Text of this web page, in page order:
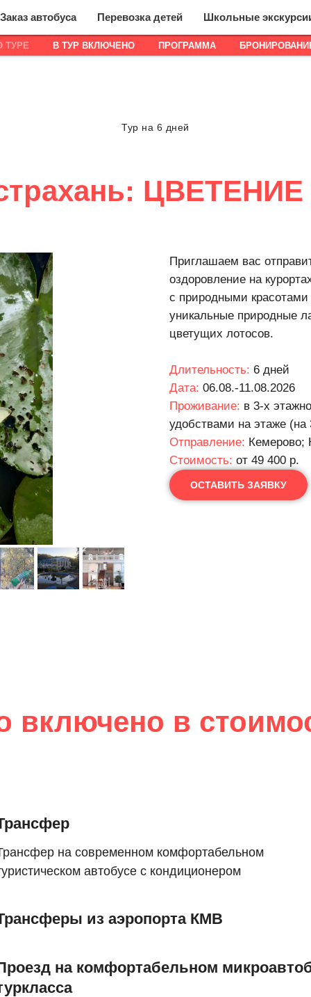
ТУРЕ В ТУР ВКЛЮЧЕНО ПРОГРАММА
Заказ автобуса Перевозка детей Школьные
Тур на 6 дней
Приглашаем вас
оздоровление на
с природными
уникальные природные
цветущих лотосов.
Длительность: 6 дней
Дата: 06.08.-11.08.2026
Проживание: в 3-х
удобствами на этаже (на
Отправление: Кемерово;
Cтоимость: от 49 400 р.
ОСТАВИТЬ ЗАЯВКУ
включено в
на современном комфортабельном
автобусе с кондиционером
из аэропорта КМВ
на комфортабельном